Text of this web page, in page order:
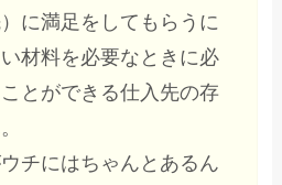
に満足をしてもらうに
材料を必要なときに必
とができる仕入先の存
チにはちゃんとあるん